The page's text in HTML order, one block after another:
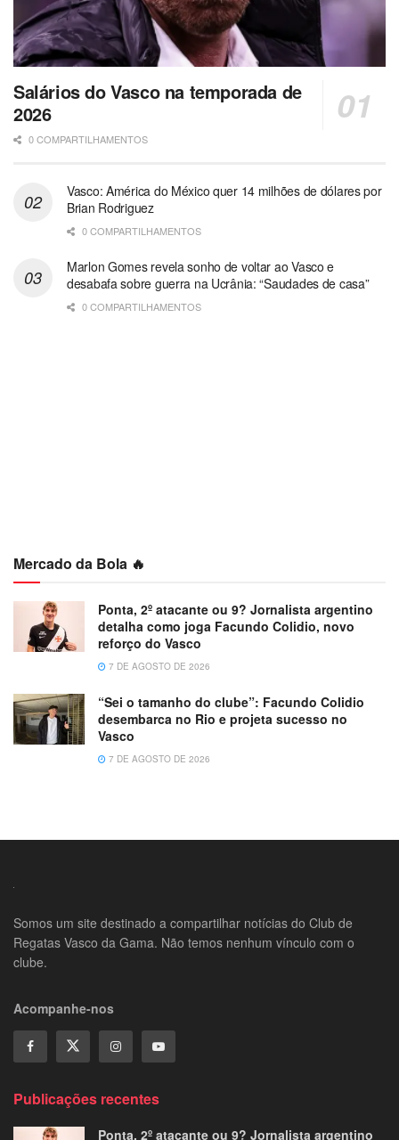
Salários do Vasco na temporada de
2026
0 COMPARTILHAMENTOS
Vasco: América do México quer 14 milhões de dólares por
Brian Rodriguez
0 COMPARTILHAMENTOS
Marlon Gomes revela sonho de voltar ao Vasco e
desabafa sobre guerra na Ucrânia: “Saudades de casa”
0 COMPARTILHAMENTOS
Mercado da Bola 🔥
Ponta, 2º atacante ou 9? Jornalista argentino
detalha como joga Facundo Colidio, novo
reforço do Vasco
7 DE AGOSTO DE 2026
“Sei o tamanho do clube”: Facundo Colidio
desembarca no Rio e projeta sucesso no
Vasco
7 DE AGOSTO DE 2026
Somos um site destinado a compartilhar notícias do Club de
Regatas Vasco da Gama. Não temos nenhum vínculo com o
clube.
Acompanhe-nos
Publicações recentes
Ponta, 2º atacante ou 9? Jornalista argentino